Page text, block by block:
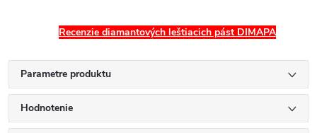
Recenzie diamantových leštiacich pást DIMAPA
Parametre produktu
Hodnotenie